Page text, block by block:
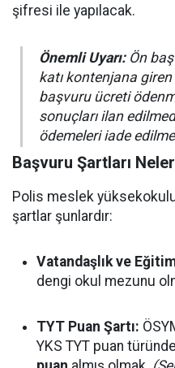
şifresi ile yapılacak.
Önemli Uyarı:Ön
katı kontenjana
başvuru ücreti
sonuçları ilan
ödemeleri iade
Başvuru Şartları
Polis meslek
şartlar şunlardır:
Vatandaşlık ve
dengi okul mezunu
TYT Puan Şartı:
YKS TYT puan